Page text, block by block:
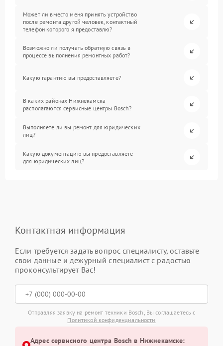
Может ли вместо меня принять устройство
после ремонта другой человек, контактный
телефон которого я предоставлю?
Возможно ли получать обратную связь в
процессе выполнения ремонтных работ?
Какую гарантию вы предоставляете?
В каких районах Нижнекамска
располагаются сервисные центры Bosch?
Выполняете ли вы ремонт для юридических
лиц?
Какую документацию вы предоставляете
для юридических лиц?
Контактная информация
Если требуется задать вопрос специалисту, оставьте
свои данные и дежурный специалист с радостью
проконсультирует Вас!
Отправляя заявку на ремонт техники Bosch, Вы соглашаетесь с
Политикой конфиденциальности
Адрес сервисного центра Bosch в Нижнекамске: